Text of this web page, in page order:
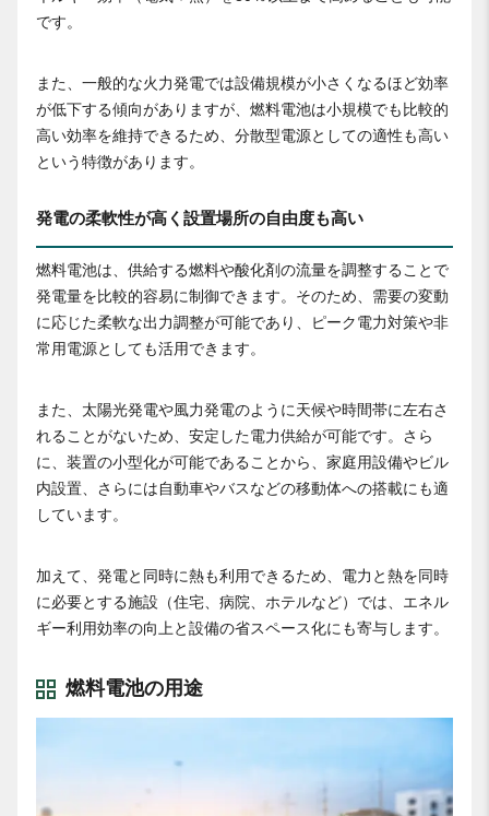
です。
また、一般的な火力発電では設備規模が小さくなるほど効率
が低下する傾向がありますが、燃料電池は小規模でも比較的
高い効率を維持できるため、分散型電源としての適性も高い
という特徴があります。
発電の柔軟性が高く設置場所の自由度も高い
燃料電池は、供給する燃料や酸化剤の流量を調整することで
発電量を比較的容易に制御できます。そのため、需要の変動
に応じた柔軟な出力調整が可能であり、ピーク電力対策や非
常用電源としても活用できます。
また、太陽光発電や風力発電のように天候や時間帯に左右さ
れることがないため、安定した電力供給が可能です。さら
に、装置の小型化が可能であることから、家庭用設備やビル
内設置、さらには自動車やバスなどの移動体への搭載にも適
しています。
加えて、発電と同時に熱も利用できるため、電力と熱を同時
に必要とする施設（住宅、病院、ホテルなど）では、エネル
ギー利用効率の向上と設備の省スペース化にも寄与します。
燃料電池の用途